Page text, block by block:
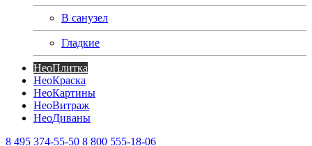
В санузел
Гладкие
НеоПлитка
НеоКраска
НеоКартины
НеоВитраж
НеоДиваны
8 495 374-55-50 8 800 555-18-06